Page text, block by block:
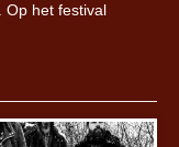
Op het festival